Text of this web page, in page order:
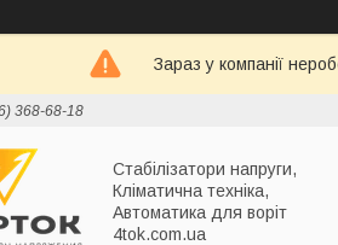
Зараз у компанії
368-68-18
Стабілізатори напруги,
Кліматична техніка,
Автоматика для воріт
4tok.com.ua